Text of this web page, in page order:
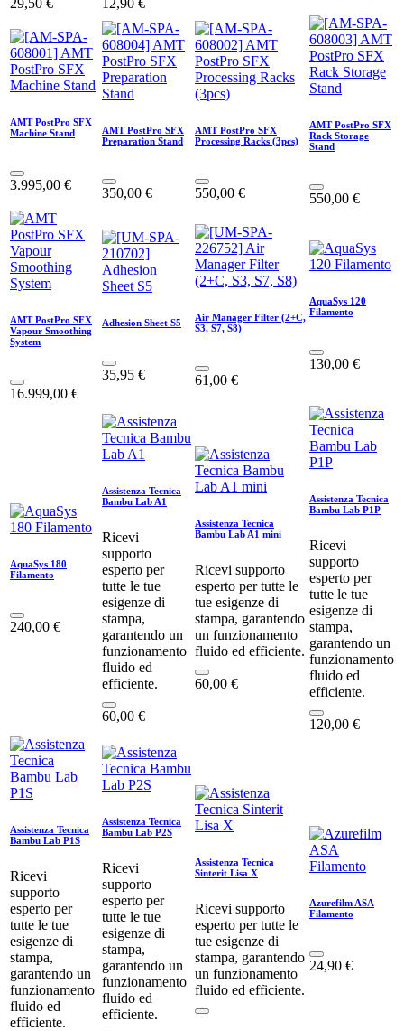
AMT PostPro SFX
Machine Stand
3.995,00 €
AMT PostPro SFX
Preparation Stand
350,00 €
AMT PostPro SFX
Processing Racks (3pcs)
550,00 €
AMT PostPro SFX
Rack Storage
Stand
550,00 €
AMT PostPro SFX
Vapour Smoothing
System
16.999,00 €
Adhesion Sheet S5
35,95 €
Air Manager Filter (2+C,
S3, S7, S8)
61,00 €
AquaSys 120
Filamento
130,00 €
AquaSys 180
Filamento
240,00 €
Assistenza Tecnica
Bambu Lab A1
Ricevi
supporto
esperto per
tutte le tue
esigenze di
stampa,
garantendo un
funzionamento
fluido ed
efficiente.
60,00 €
Assistenza Tecnica
Bambu Lab A1 mini
Ricevi supporto
esperto per tutte le
tue esigenze di
stampa, garantendo
un funzionamento
fluido ed efficiente.
60,00 €
Assistenza Tecnica
Bambu Lab P1P
Ricevi
supporto
esperto per
tutte le tue
esigenze di
stampa,
garantendo un
funzionamento
fluido ed
efficiente.
120,00 €
Assistenza Tecnica
Bambu Lab P1S
Ricevi
supporto
esperto per
tutte le tue
esigenze di
stampa,
garantendo un
funzionamento
fluido ed
efficiente.
Assistenza Tecnica
Bambu Lab P2S
Ricevi
supporto
esperto per
tutte le tue
esigenze di
stampa,
garantendo un
funzionamento
fluido ed
efficiente.
Assistenza Tecnica
Sinterit Lisa X
Ricevi supporto
esperto per tutte le
tue esigenze di
stampa, garantendo
un funzionamento
fluido ed efficiente.
Azurefilm ASA
Filamento
24,90 €